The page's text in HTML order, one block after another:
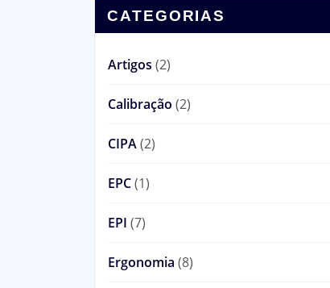
CATEGORIAS
Artigos (2)
Calibração (2)
CIPA(2)
EPC(1)
EPI (7)
Ergonomia (8)